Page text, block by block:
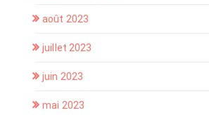
août 2023
juillet 2023
juin 2023
mai 2023